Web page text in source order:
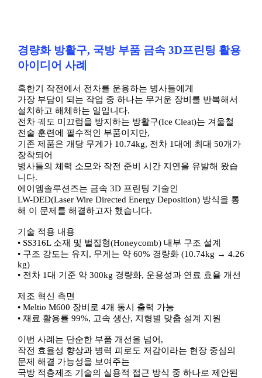
경량화 방활구, 국방 부품 금속 3D프린팅 활용
아이디어 사례
혹한기 작전에서 전차를 운용하는 병사들에게
가장 부담이 되는 작업 중 하나는 무거운 장비를 반복해서
설치하고 해체하는 일입니다.
전차 궤도 미끄럼을 방지하는 방활구(Ice Cleat)는 겨울철
전술 훈련에 필수적인 부품이지만,
기존 제품은 개당 무게가 10.74kg, 전차 1대에 최대 50개가
장착되어
병사들의 체력 소모와 작전 준비 시간 지연을 유발해 왔습
니다.
에이엠솔루션즈는 금속 3D 프린팅 기술인
LW-DED(Laser Wire Directed Energy Deposition) 방식을 통
해 이 문제를 해결하고자 했습니다.
기술 적용 내용
• SS316L 소재 및 벌집형(Honeycomb) 내부 구조 설계
• 구조 강도는 유지, 무게는 약 60% 경량화 (10.74kg → 4.26
kg)
• 전차 1대 기준 약 300kg 경량화, 운용성과 연료 효율 개선
제조 혁신 측면
• Meltio M600 장비로 4개 동시 출력 가능
• 재료 활용률 99%, 고속 생산, 지형별 맞춤 설계 지원
이번 사례는 단순한 부품 개선을 넘어,
작전 효율성 향상과 병력 피로도 저감이라는 현장 중심의
문제 해결 가능성을 보여주는
국방 적층제조 기술의 실용적 접근 방식 중 하나로 제안된